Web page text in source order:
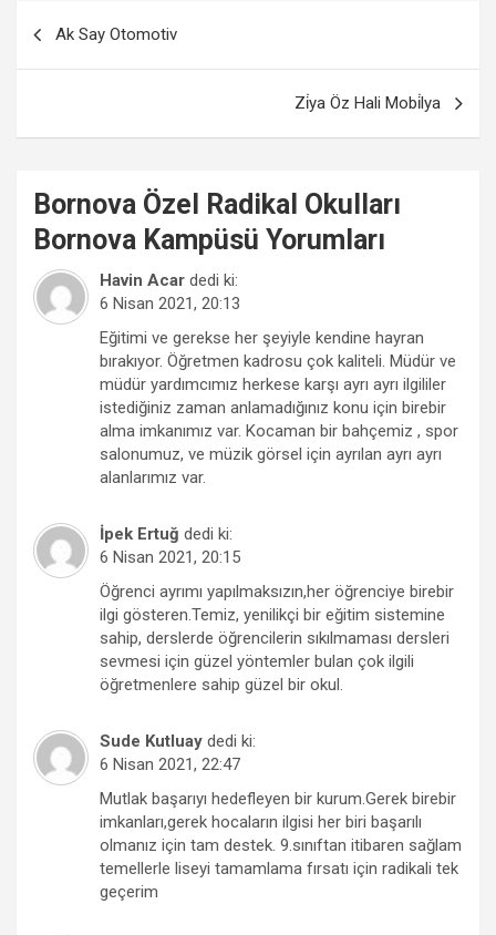
gezinmesi
Ak Say Otomotiv
Zi̇ya Öz Hali Mobi̇lya
Bornova Özel Radikal Okulları
Bornova Kampüsü Yorumları
Havin Acar dedi ki:
6 Nisan 2021, 20:13
Eğitimi ve gerekse her şeyiyle kendine hayran
bırakıyor. Öğretmen kadrosu çok kaliteli. Müdür ve
müdür yardımcımız herkese karşı ayrı ayrı ilgililer
istediğiniz zaman anlamadığınız konu için birebir
alma imkanımız var. Kocaman bir bahçemiz , spor
salonumuz, ve müzik görsel için ayrılan ayrı ayrı
alanlarımız var.
İpek Ertuğ dedi ki:
6 Nisan 2021, 20:15
Öğrenci ayrımı yapılmaksızın,her öğrenciye birebir
ilgi gösteren.Temiz, yenilikçi bir eğitim sistemine
sahip, derslerde öğrencilerin sıkılmaması dersleri
sevmesi için güzel yöntemler bulan çok ilgili
öğretmenlere sahip güzel bir okul.
Sude Kutluay dedi ki:
6 Nisan 2021, 22:47
Mutlak başarıyı hedefleyen bir kurum.Gerek birebir
imkanları,gerek hocaların ilgisi her biri başarılı
olmanız için tam destek. 9.sınıftan itibaren sağlam
temellerle liseyi tamamlama fırsatı için radikali tek
geçerim